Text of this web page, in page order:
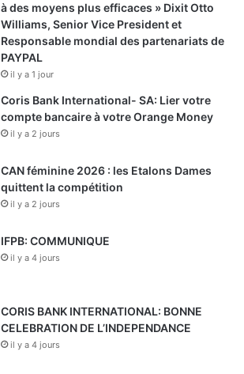
à des moyens plus efficaces » Dixit Otto
Williams, Senior Vice President et
Responsable mondial des partenariats de
PAYPAL
il y a 1 jour
Coris Bank International- SA: Lier votre
compte bancaire à votre Orange Money
il y a 2 jours
CAN féminine 2026 : les Etalons Dames
quittent la compétition
il y a 2 jours
IFPB: COMMUNIQUE
il y a 4 jours
CORIS BANK INTERNATIONAL: BONNE
CELEBRATION DE L’INDEPENDANCE
il y a 4 jours